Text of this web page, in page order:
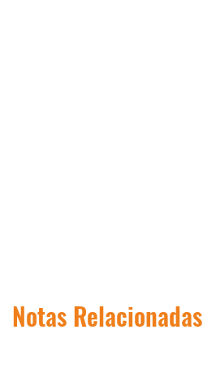
Notas Relacionadas